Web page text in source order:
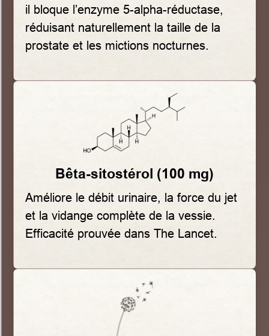
il bloque l’enzyme 5-alpha-réductase,
réduisant naturellement la taille de la
prostate et les mictions nocturnes.
Bêta-sitostérol (100 mg)
Améliore le débit urinaire, la force du jet
et la vidange complète de la vessie.
Efficacité prouvée dans The Lancet.